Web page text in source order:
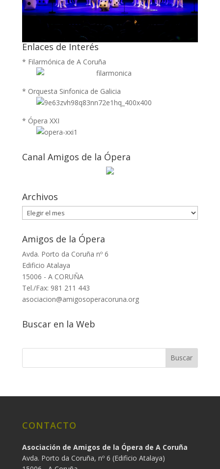
Enlaces de Interés
* Filarmónica de A Coruña
* Orquesta Sinfonica de Galicia
* Ópera XXI
Canal Amigos de la Ópera
Archivos
Archivos
Amigos de la Ópera
Avda. Porto da Coruña nº 6
Edificio Atalaya
15006 - A CORUÑA
Tel./Fax: 981 211 443
asociacion@amigosoperacoruna.org
Buscar en la Web
CONTACTO
Asociación de Amigos de la Ópera de A Coruña
Avda. Porto da Coruña, nº 6 (Edificio Atalaya)